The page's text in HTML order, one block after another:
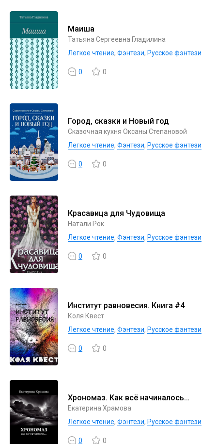
Маиша
Татьяна Сергеевна Гладилина
Легкое чтение, Фэнтези, Русское фэнтези
0 0
Город, сказки и Новый год
Сказочная кухня Оксаны Степановой
Легкое чтение, Фэнтези, Русское фэнтези
0 0
Красавица для Чудовища
Натали Рок
Легкое чтение, Фэнтези, Русское фэнтези
0 0
Институт равновесия. Книга #4
Коля Квест
Легкое чтение, Фэнтези, Русское фэнтези
0 0
Хрономаз. Как всё начиналось…
Екатерина Храмова
Легкое чтение, Фэнтези, Русское фэнтези
0 0